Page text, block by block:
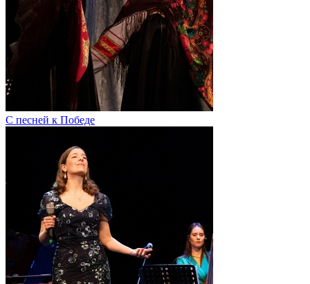
С песней к Победе